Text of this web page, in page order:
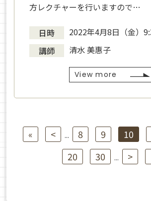
方レクチャーを行いますので…
日時
2022年4月8日（金）
講師
清水 美惠子
View more
« < ... 8 9 10
20 30 ... >